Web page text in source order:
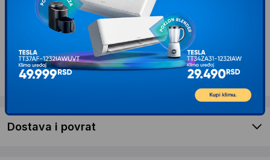
Kontaktirajte nas
Opis proizvoda DOLPHIN Papir Fotokopir
A4/80g m2/ 500 Lista za laser, inkjet i
fotokopir masine Ris papira (44387)
Dostava i povrat